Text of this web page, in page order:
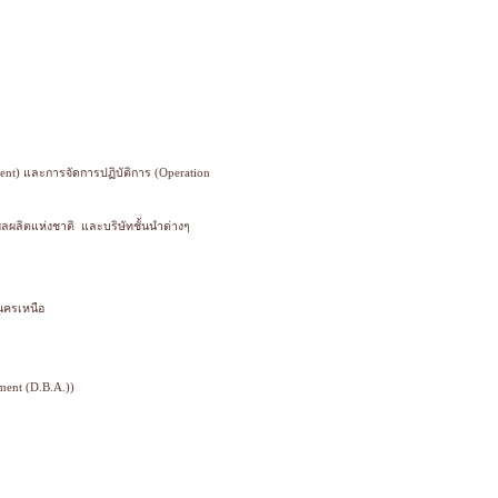
และการจัดการปฏิบัติการ (Operation
ผลิตแห่งชาติ และบริษัทชั้นนำต่างๆ
ครเหนือ
(D.B.A.))